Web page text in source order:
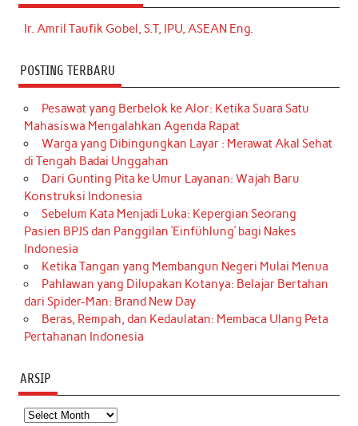
Ir. Amril Taufik Gobel, S.T, IPU, ASEAN Eng.
POSTING TERBARU
Pesawat yang Berbelok ke Alor: Ketika Suara Satu
Mahasiswa Mengalahkan Agenda Rapat
Warga yang Dibingungkan Layar : Merawat Akal Sehat
di Tengah Badai Unggahan
Dari Gunting Pita ke Umur Layanan: Wajah Baru
Konstruksi Indonesia
Sebelum Kata Menjadi Luka: Kepergian Seorang
Pasien BPJS dan Panggilan ‘Einfühlung’ bagi Nakes
Indonesia
Ketika Tangan yang Membangun Negeri Mulai Menua
Pahlawan yang Dilupakan Kotanya: Belajar Bertahan
dari Spider-Man: Brand New Day
Beras, Rempah, dan Kedaulatan: Membaca Ulang Peta
Pertahanan Indonesia
ARSIP
Arsip